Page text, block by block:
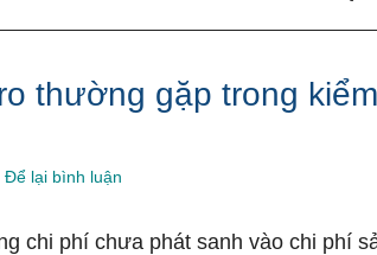
thường gặp trong
Để lại bình luận
chi phí chưa phát sanh vào chi phí